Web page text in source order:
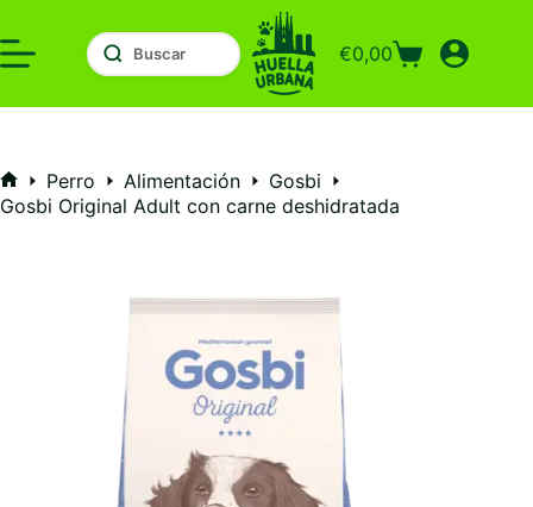
al
contenido
Carro
compra
€0,00
Inicio
Perro Alimentación
Gosbi
Gosbi Original Adult con carne deshidratada